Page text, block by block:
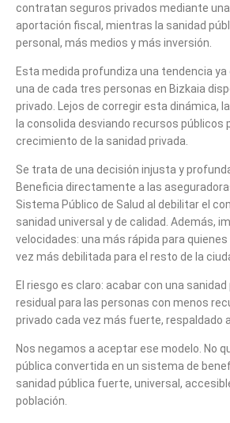
contratan seguros privados mediante
aportación fiscal, mientras la sanidad
personal, más medios y más inversión.
Esta medida profundiza una tendencia
una de cada tres personas en Bizkaia
privado. Lejos de corregir esta dinámica,
la consolida desviando recursos públicos
crecimiento de la sanidad privada.
Se trata de una decisión injusta y
Beneficia directamente a las
Sistema Público de Salud al debilitar el
sanidad universal y de calidad. Además,
velocidades: una más rápida para
vez más debilitada para el resto de la
El riesgo es claro: acabar con una
residual para las personas con menos
privado cada vez más fuerte, respaldado
Nos negamos a aceptar ese modelo. No
pública convertida en un sistema de
sanidad pública fuerte, universal,
población.